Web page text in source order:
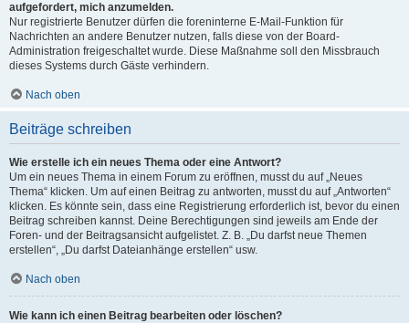
aufgefordert, mich anzumelden.
Nur registrierte Benutzer dürfen die foreninterne E-Mail-Funktion für
Nachrichten an andere Benutzer nutzen, falls diese von der Board-
Administration freigeschaltet wurde. Diese Maßnahme soll den Missbrauch
dieses Systems durch Gäste verhindern.
Nach oben
Beiträge schreiben
Wie erstelle ich ein neues Thema oder eine Antwort?
Um ein neues Thema in einem Forum zu eröffnen, musst du auf „Neues
Thema“ klicken. Um auf einen Beitrag zu antworten, musst du auf „Antworten“
klicken. Es könnte sein, dass eine Registrierung erforderlich ist, bevor du einen
Beitrag schreiben kannst. Deine Berechtigungen sind jeweils am Ende der
Foren- und der Beitragsansicht aufgelistet. Z. B. „Du darfst neue Themen
erstellen“, „Du darfst Dateianhänge erstellen“ usw.
Nach oben
Wie kann ich einen Beitrag bearbeiten oder löschen?